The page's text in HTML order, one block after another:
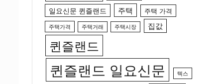
일요신문 퀸즐랜드 주택 주택 가격
주택가격 주택거래 주택시장 집값
퀸즐랜드
퀸즐랜드 일요신문 텍스